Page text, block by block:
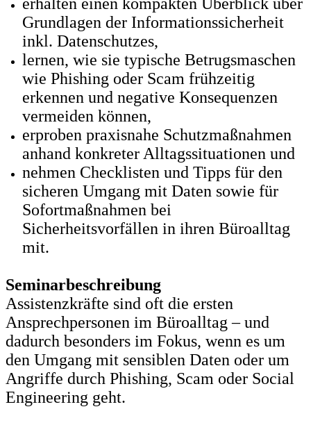
erhalten einen kompakten Überblick über
Grundlagen der Informationssicherheit
inkl. Datenschutzes,
lernen, wie sie typische Betrugsmaschen
wie Phishing oder Scam frühzeitig
erkennen und negative Konsequenzen
vermeiden können,
erproben praxisnahe Schutzmaßnahmen
anhand konkreter Alltagssituationen und
nehmen Checklisten und Tipps für den
sicheren Umgang mit Daten sowie für
Sofortmaßnahmen bei
Sicherheitsvorfällen in ihren Büroalltag
mit.
Seminarbeschreibung
Assistenzkräfte sind oft die ersten
Ansprechpersonen im Büroalltag – und
dadurch besonders im Fokus, wenn es um
den Umgang mit sensiblen Daten oder um
Angriffe durch Phishing, Scam oder Social
Engineering geht.